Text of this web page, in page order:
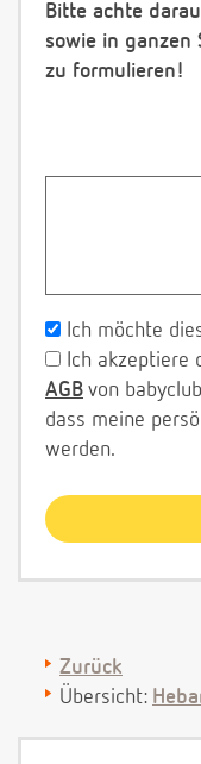
Bitte achte
sowie in ganzen
zu formulieren!
Ich möchte
Ich akzeptiere
AGB von
dass meine
werden.
Zurück
Übersicht: